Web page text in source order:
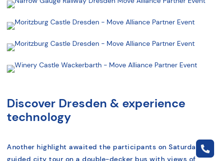
Discover Dresden & experience
technology
Another highlight awaited the participants on Saturday: a
guided city tour on a double-decker bus with views of